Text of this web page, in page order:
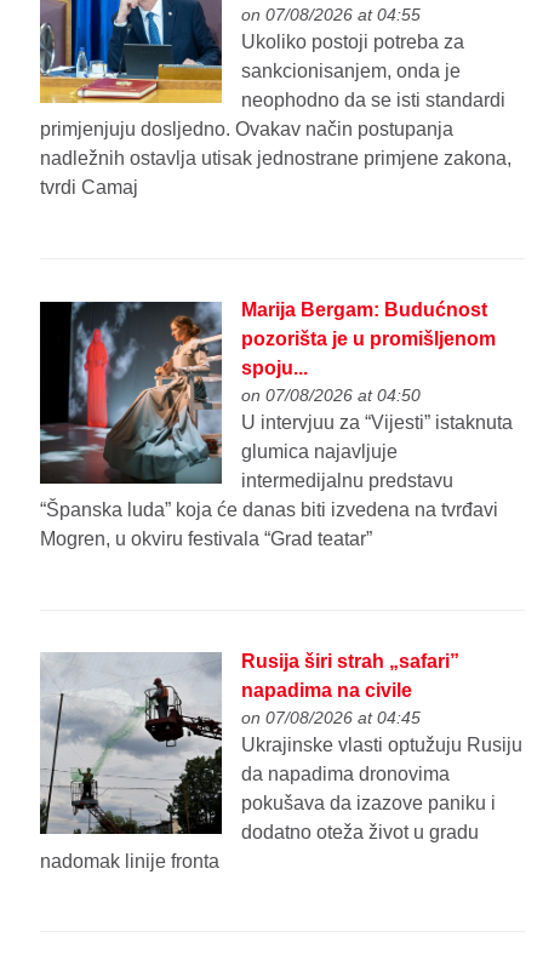
on 07/08/2026 at 04:55
Ukoliko postoji potreba za
sankcionisanjem, onda je
neophodno da se isti standardi
primjenjuju dosljedno. Ovakav način postupanja
nadležnih ostavlja utisak jednostrane primjene zakona,
tvrdi Camaj
Marija Bergam: Budućnost
pozorišta je u promišljenom
spoju...
on 07/08/2026 at 04:50
U intervjuu za “Vijesti” istaknuta
glumica najavljuje
intermedijalnu predstavu
“Španska luda” koja će danas biti izvedena na tvrđavi
Mogren, u okviru festivala “Grad teatar”
Rusija širi strah „safari”
napadima na civile
on 07/08/2026 at 04:45
Ukrajinske vlasti optužuju Rusiju
da napadima dronovima
pokušava da izazove paniku i
dodatno oteža život u gradu
nadomak linije fronta